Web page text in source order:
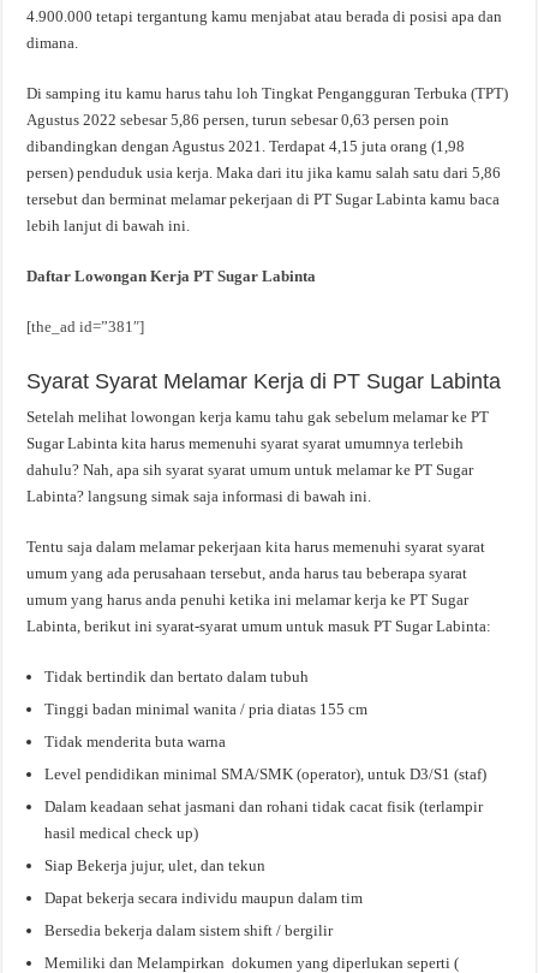
4.900.000 tetapi tergantung kamu menjabat atau berada di posisi apa dan
dimana.
Di samping itu kamu harus tahu loh Tingkat Pengangguran Terbuka (TPT)
Agustus 2022 sebesar 5,86 persen, turun sebesar 0,63 persen poin
dibandingkan dengan Agustus 2021. Terdapat 4,15 juta orang (1,98
persen) penduduk usia kerja. Maka dari itu jika kamu salah satu dari 5,86
tersebut dan berminat melamar pekerjaan di PT Sugar Labinta kamu baca
lebih lanjut di bawah ini.
Daftar Lowongan Kerja PT Sugar Labinta
[the_ad id=”381″]
Syarat Syarat Melamar Kerja di PT Sugar Labinta
Setelah melihat lowongan kerja kamu tahu gak sebelum melamar ke PT
Sugar Labinta kita harus memenuhi syarat syarat umumnya terlebih
dahulu? Nah, apa sih syarat syarat umum untuk melamar ke PT Sugar
Labinta? langsung simak saja informasi di bawah ini.
Tentu saja dalam melamar pekerjaan kita harus memenuhi syarat syarat
umum yang ada perusahaan tersebut, anda harus tau beberapa syarat
umum yang harus anda penuhi ketika ini melamar kerja ke PT Sugar
Labinta, berikut ini syarat-syarat umum untuk masuk PT Sugar Labinta:
Tidak bertindik dan bertato dalam tubuh
Tinggi badan minimal wanita / pria diatas 155 cm
Tidak menderita buta warna
Level pendidikan minimal SMA/SMK (operator), untuk D3/S1 (staf)
Dalam keadaan sehat jasmani dan rohani tidak cacat fisik (terlampir
hasil medical check up)
Siap Bekerja jujur, ulet, dan tekun
Dapat bekerja secara individu maupun dalam tim
Bersedia bekerja dalam sistem shift / bergilir
Memiliki dan Melampirkan dokumen yang diperlukan seperti (